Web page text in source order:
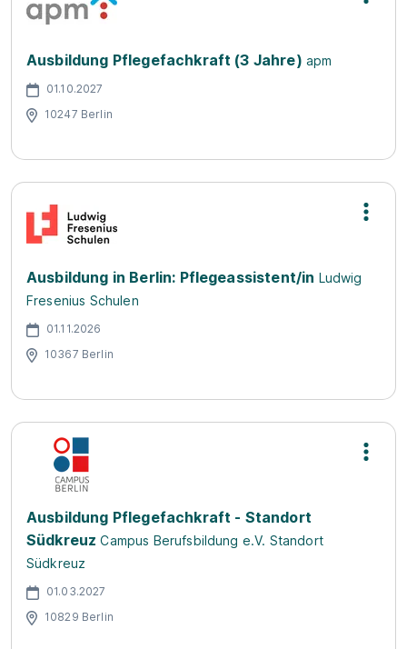
Ausbildung Pflegefachkraft (3 Jahre) apm
01.10.2027
10247 Berlin
Ausbildung in Berlin: Pflegeassistent/in Ludwig
Fresenius Schulen
01.11.2026
10367 Berlin
Ausbildung Pflegefachkraft - Standort
Südkreuz Campus Berufsbildung e.V. Standort
Südkreuz
01.03.2027
10829 Berlin